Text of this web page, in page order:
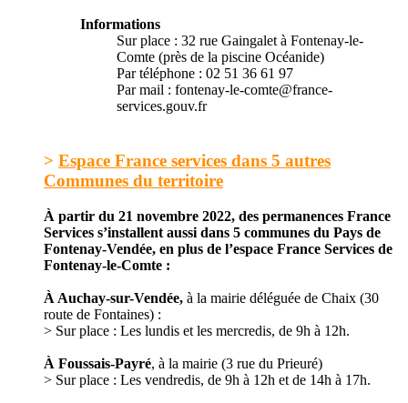
Informations
Sur place : 32 rue Gaingalet à Fontenay-le-
Comte (près de la piscine Océanide)
Par téléphone : 02 51 36 61 97
Par mail : fontenay-le-comte@france-
services.gouv.fr
> Espace France services dans 5 autres
Communes du territoire
À partir du 21 novembre 2022, des permanences France
Services s’installent aussi dans 5 communes du Pays de
Fontenay-Vendée, en plus de l’espace France Services de
Fontenay-le-Comte :
À Auchay-sur-Vendée, à la mairie déléguée de Chaix (30
route de Fontaines) :
> Sur place : Les lundis et les mercredis, de 9h à 12h.
À Foussais-Payré, à la mairie (3 rue du Prieuré)
> Sur place : Les vendredis, de 9h à 12h et de 14h à 17h.